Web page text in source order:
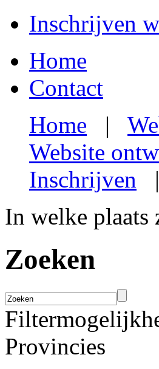
Inschrijven
Home
Contact
Home |
Website
Inschrijven |
In welke plaats
Zoeken
Provincies